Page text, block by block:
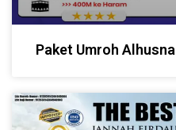
Paket Umroh